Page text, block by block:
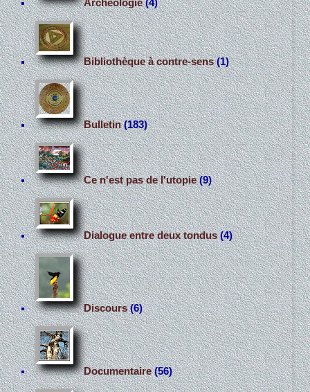
Archéologie(4)
Bibliothèque à contre-sens(1)
Bulletin(183)
Ce n'est pas de l'utopie(9)
Dialogue entre deux tondus(4)
Discours(6)
Documentaire(56)